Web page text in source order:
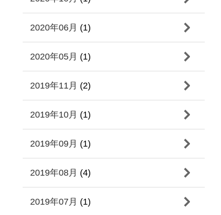
2020年06月 (1)
2020年05月 (1)
2019年11月 (2)
2019年10月 (1)
2019年09月 (1)
2019年08月 (4)
2019年07月 (1)